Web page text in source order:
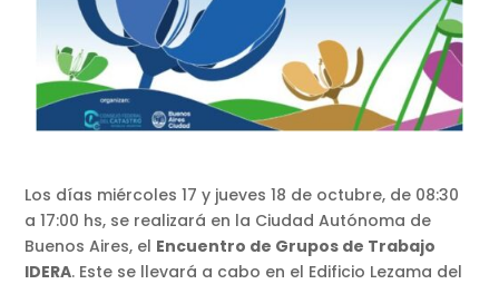
Los días miércoles 17 y jueves 18 de octubre, de 08:30
a 17:00 hs, se realizará en la Ciudad Autónoma de
Buenos Aires, el Encuentro de Grupos de Trabajo
IDERA. Este se llevará a cabo en el Edificio Lezama del